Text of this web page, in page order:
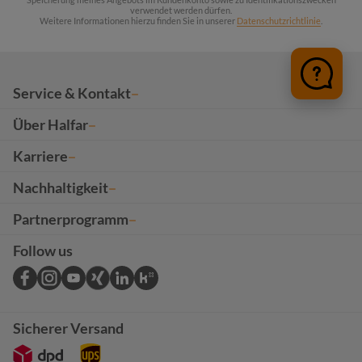
verwendet werden dürfen.
Weitere Informationen hierzu finden Sie in unserer Datenschutzrichtlinie
Service & Kontakt
Über Halfar
Karriere
Nachhaltigkeit
Partnerprogramm
Follow us
Sicherer Versand